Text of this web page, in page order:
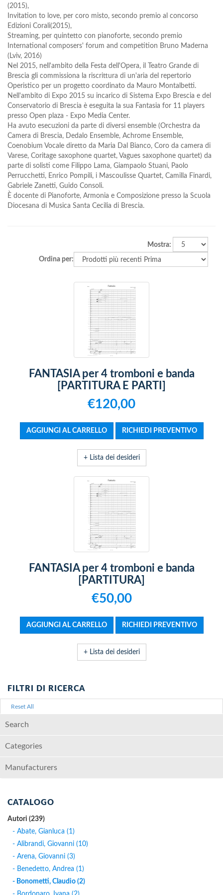
(2015),
Invitation to love, per coro misto, secondo premio al concorso
Edizioni Corali(2015),
Streaming, per quintetto con pianoforte, secondo premio
International composers' forum and competition Bruno Maderna
(Lviv, 2016)
Nel 2015, nell'ambito della Festa dell'Opera, il Teatro Grande di
Brescia gli commissiona la riscrittura di un'aria del repertorio
Operistico per un progetto coordinato da Mauro Montalbetti.
Nell'ambito di Expo 2015 su incarico di Sistema Expo Brescia e del
Conservatorio di Brescia è eseguita la sua Fantasia for 11 players
presso Open plaza - Expo Media Center.
Ha avuto esecuzioni da parte di diversi ensemble (Orchestra da
Camera di Brescia, Dedalo Ensemble, Achrome Ensemble,
Coenobium Vocale diretto da Maria Dal Bianco, Coro da camera di
Varese, Coritage saxophone quartet, Vagues saxophone quartet) da
parte di solisti come Filippo Lama, Giampaolo Stuani, Paolo
Perrucchetti, Enrico Pompili, i Mascoulisse Quartet, Camilla Finardi,
Gabriele Zanetti, Guido Consoli.
È docente di Pianoforte, Armonia e Composizione presso la Scuola
Diocesana di Musica Santa Cecilia di Brescia.
Mostra:
Ordina per:
FANTASIA per 4 tromboni e banda
[PARTITURA E PARTI]
€120,00
+ Lista dei desideri
FANTASIA per 4 tromboni e banda
[PARTITURA]
€50,00
+ Lista dei desideri
FILTRI DI RICERCA
Reset All
Search
Categories
Manufacturers
CATALOGO
Autori (239)
- Abate, Gianluca (1)
- Alibrandi, Giovanni (10)
- Arena, Giovanni (3)
- Benedetto, Andrea (1)
- Bonometti, Claudio (2)